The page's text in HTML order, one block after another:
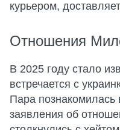
курьером,
Отношения
В 2025 году стало
встречается с
Пара
заявления об